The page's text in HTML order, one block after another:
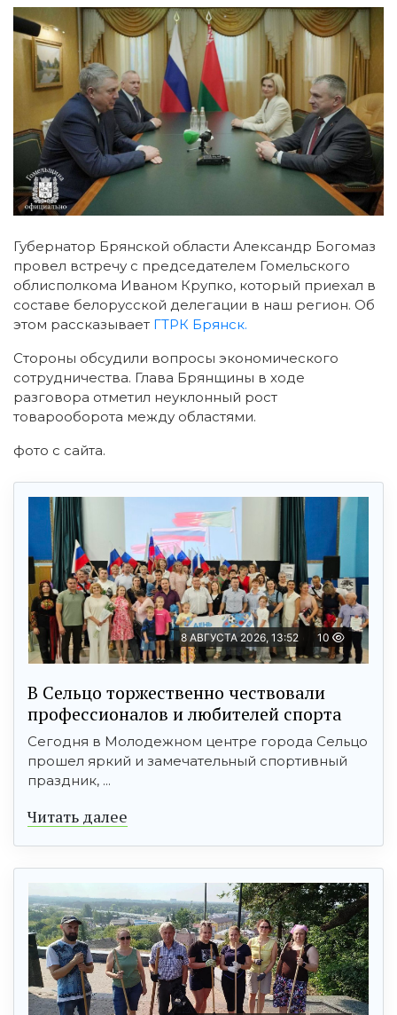
Губернатор Брянской области Александр Богомаз
провел встречу с председателем Гомельского
облисполкома Иваном Крупко, который приехал в
составе белорусской делегации в наш регион. Об
этом рассказывает ГТРК Брянск.
Стороны обсудили вопросы экономического
сотрудничества. Глава Брянщины в ходе
разговора отметил неуклонный рост
товарооборота между областями.
фото с сайта.
8 АВГУСТА 2026, 13:52 10
В Сельцо торжественно чествовали
профессионалов и любителей спорта
Сегодня в Молодежном центре города Сельцо
прошел яркий и замечательный спортивный
праздник, ...
Читать далее